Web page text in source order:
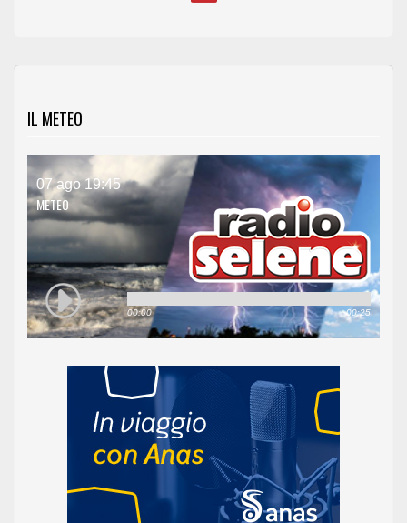
IL METEO
07 ago 19:45
METEO
00:00 00:25